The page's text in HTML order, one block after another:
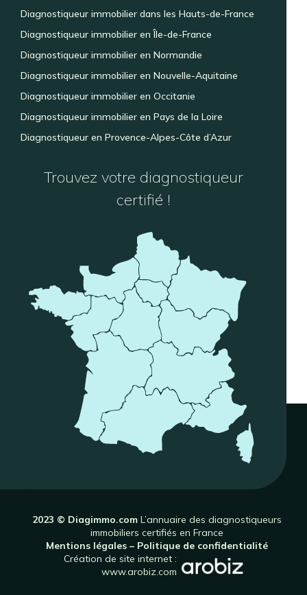
Diagnostiqueur immobilier dans les Hauts-de-France
Diagnostiqueur immobilier en Île-de-France
Diagnostiqueur immobilier en Normandie
Diagnostiqueur immobilier en Nouvelle-Aquitaine
Diagnostiqueur immobilier en Occitanie
Diagnostiqueur immobilier en Pays de la Loire
Diagnostiqueur en Provence-Alpes-Côte d’Azur
Trouvez votre diagnostiqueur
certifié !
2023 © Diagimmo.com L’annuaire des diagnostiqueurs
immobiliers certifiés en France
Mentions légales – Politique de confidentialité
Création de site internet :
www.arobiz.com